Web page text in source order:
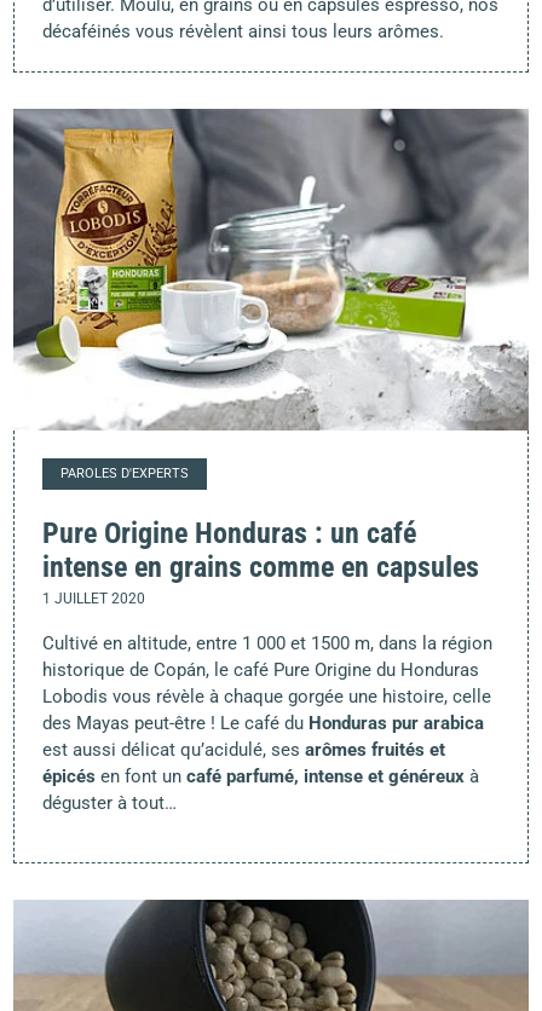
d’utiliser. Moulu, en grains ou en capsules espresso, nos
décaféinés vous révèlent ainsi tous leurs arômes.
PAROLES D'EXPERTS
Pure Origine Honduras : un café
intense en grains comme en capsules
1 JUILLET 2020
Cultivé en altitude, entre 1 000 et 1500 m, dans la région
historique de Copán, le café Pure Origine du Honduras
Lobodis vous révèle à chaque gorgée une histoire, celle
des Mayas peut-être ! Le café du Honduras pur arabica
est aussi délicat qu’acidulé, ses arômes fruités et
épicés en font un café parfumé, intense et généreuxà
déguster à tout…